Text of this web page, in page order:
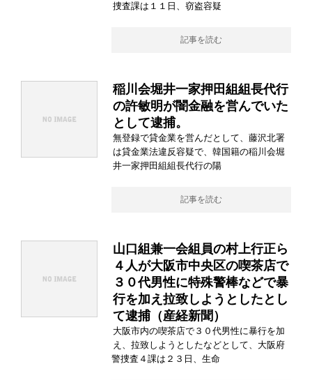
捜査課は１１日、窃盗容疑
記事を読む
稲川会堀井一家押田組組長代行
の許敏明が闇金融を営んでいた
として逮捕。
無登録で貸金業を営んだとして、藤沢北署
は貸金業法違反容疑で、韓国籍の稲川会堀
井一家押田組組長代行の陽
記事を読む
山口組兼一会組員の村上行正ら
４人が大阪市中央区の喫茶店で
３０代男性に特殊警棒などで暴
行を加え拉致しようとしたとし
て逮捕（産経新聞）
大阪市内の喫茶店で３０代男性に暴行を加
え、拉致しようとしたなどとして、大阪府
警捜査４課は２３日、生命